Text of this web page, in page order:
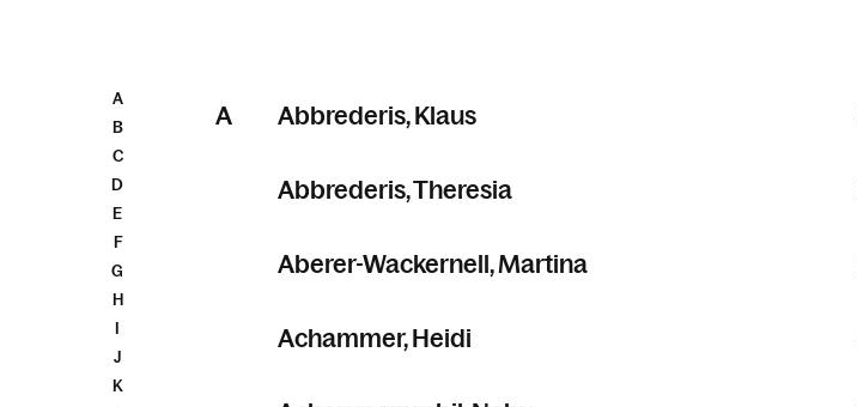
A
B
C
D
E
F
G
H
I
J
K
A Abbrederis, Klaus
Abbrederis, Theresia
Aberer-Wackernell, Martina
Achammer, Heidi